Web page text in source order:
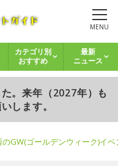
MENU
カテゴリ別
おすすめ
最新
ニュース
。来年（2027年）も
します。
のGW(ゴールデンウィーク)イ